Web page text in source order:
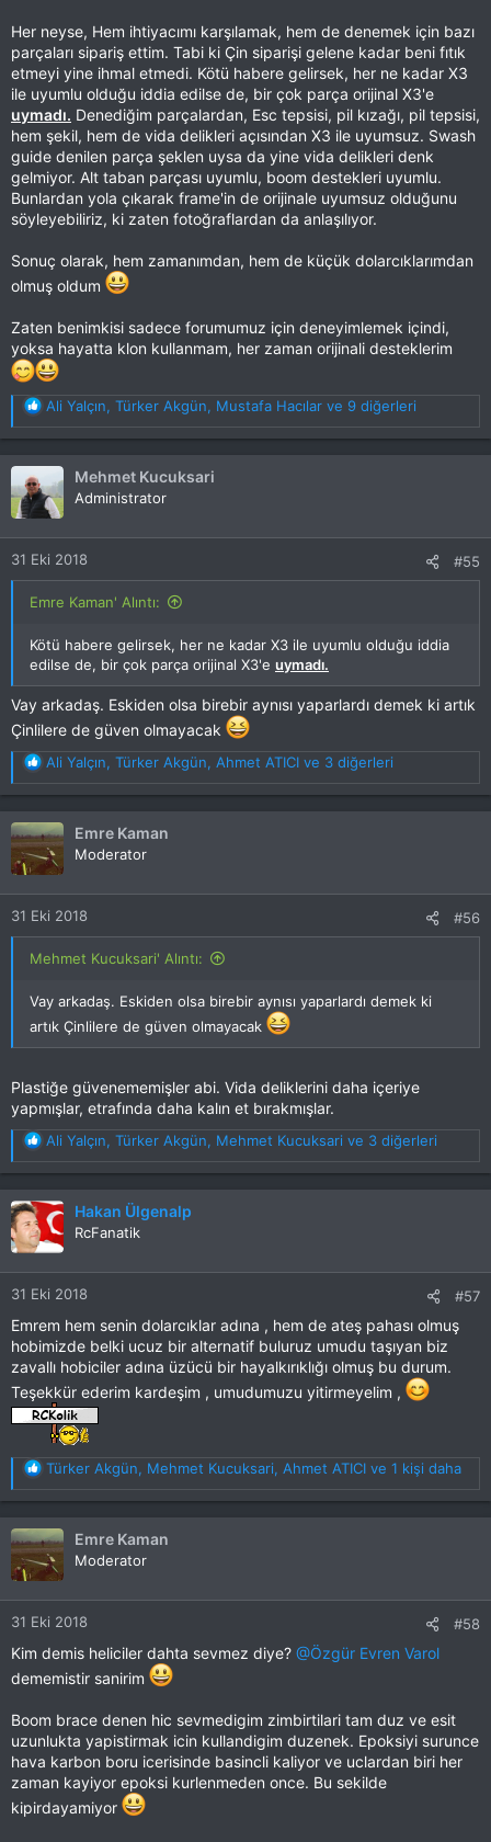
Her neyse, Hem ihtiyacımı karşılamak, hem de denemek için bazı
parçaları sipariş ettim. Tabi ki Çin siparişi gelene kadar beni fıtık
etmeyi yine ihmal etmedi. Kötü habere gelirsek, her ne kadar X3
ile uyumlu olduğu iddia edilse de, bir çok parça orijinal X3'e
uymadı. Denediğim parçalardan, Esc tepsisi, pil kızağı, pil tepsisi,
hem şekil, hem de vida delikleri açısından X3 ile uyumsuz. Swash
guide denilen parça şeklen uysa da yine vida delikleri denk
gelmiyor. Alt taban parçası uyumlu, boom destekleri uyumlu.
Bunlardan yola çıkarak frame'in de orijinale uyumsuz olduğunu
söyleyebiliriz, ki zaten fotoğraflardan da anlaşılıyor.
Sonuç olarak, hem zamanımdan, hem de küçük dolarcıklarımdan
olmuş oldum
Zaten benimkisi sadece forumumuz için deneyimlemek içindi,
yoksa hayatta klon kullanmam, her zaman orijinali desteklerim
T
e
p
k
i
l
e
r
:
Ali Yalçın, Türker Akgün, Mustafa Hacılar ve 9 diğerleri
Mehmet Kucuksari
Administrator
31 Eki 2018 #55
Emre Kaman' Alıntı:
Kötü habere gelirsek, her ne kadar X3 ile uyumlu olduğu iddia
edilse de, bir çok parça orijinal X3'e uymadı.
Vay arkadaş. Eskiden olsa birebir aynısı yaparlardı demek ki artık
Çinlilere de güven olmayacak
T
e
p
k
i
l
e
r
:
Ali Yalçın, Türker Akgün, Ahmet ATICI ve 3 diğerleri
Emre Kaman
Moderator
31 Eki 2018 #56
Mehmet Kucuksari' Alıntı:
Vay arkadaş. Eskiden olsa birebir aynısı yaparlardı demek ki
artık Çinlilere de güven olmayacak
Plastiğe güvenememişler abi. Vida deliklerini daha içeriye
yapmışlar, etrafında daha kalın et bırakmışlar.
T
e
p
k
i
l
e
r
:
Ali Yalçın, Türker Akgün, Mehmet Kucuksari ve 3 diğerleri
Hakan Ülgenalp
RcFanatik
31 Eki 2018 #57
Emrem hem senin dolarcıklar adına , hem de ateş pahası olmuş
hobimizde belki ucuz bir alternatif buluruz umudu taşıyan biz
zavallı hobiciler adına üzücü bir hayalkırıklığı olmuş bu durum.
Teşekkür ederim kardeşim , umudumuzu yitirmeyelim ,
T
e
p
k
i
l
e
r
:
Türker Akgün, Mehmet Kucuksari, Ahmet ATICI ve 1 kişi daha
Emre Kaman
Moderator
31 Eki 2018 #58
Kim demis heliciler dahta sevmez diye? @Özgür Evren Varol
dememistir sanirim
Boom brace denen hic sevmedigim zimbirtilari tam duz ve esit
uzunlukta yapistirmak icin kullandigim duzenek. Epoksiyi surunce
hava karbon boru icerisinde basincli kaliyor ve uclardan biri her
zaman kayiyor epoksi kurlenmeden once. Bu sekilde
kipirdayamiyor